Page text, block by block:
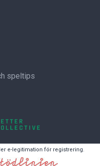
speltips
e-legitimation för registrering.